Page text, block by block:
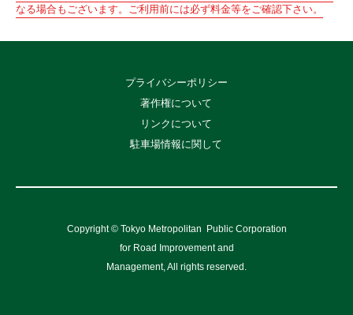
なる場合もございます。ご利用前には必ず料金等をご確認下さい。
プライバシーポリシー
著作権について
リンクについて
駐車場情報に関して
Copyright © Tokyo Metropolitan
Public Corporation
for Road Improvement and
Management, All rights reserved.